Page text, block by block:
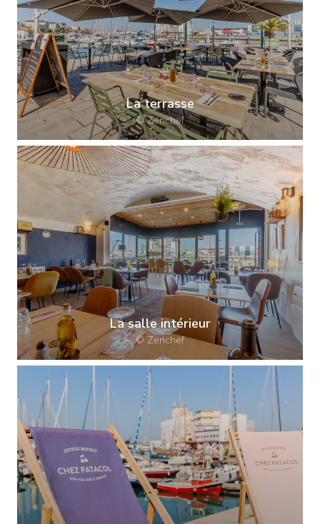
La terrasse
© Zenchef
La salle intérieur
© Zenchef
CHEZ PATACOL LS